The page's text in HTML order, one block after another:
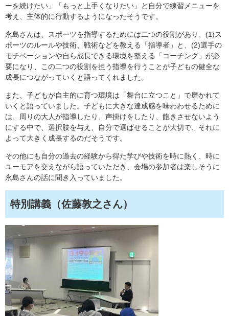
ーを続けたい」「もっと上手くなりたい」と自分で練習メニューを
考え、主体的に行動するようになったそうです。
永島さんは、スポーツを指導するためには二つの役割があり、(1)ス
ポーツのルールや技術、戦術などを教える「指導者」と、(2)選手の
モチベーションや自ら成長できる環境を整える「コーチング」が必
要になり、この二つの役割を担う指導を行うことが子どもの健全な
成長につながっていくと語ってくれました。
また、子どもが自主的に育つ環境は「舞台に立つこと」で磨かれて
いくと語っていました。子どもに大きな達成感を味わわせるために
は、周りの大人が指導したり、声掛けをしたり、飽きさせないよう
にする中で、選択肢を与え、自分で選ばせることが大切で、それに
よって大きく成長するのだそうです。
その他にも自分の過去の経験から得た学びや技術を時に熱く、時に
ユーモアを交えながら語っていただき、会場の参加者は楽しそうに
永島さんの話に聞き入っていました。
特別講義（佐藤敦之さん）